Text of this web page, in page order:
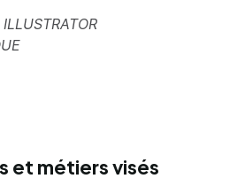
de base et enveloppe
caractères, le chaînage,
et métiers visés